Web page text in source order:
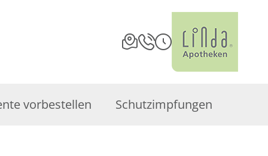
vorbestellen Schutzimpfungen